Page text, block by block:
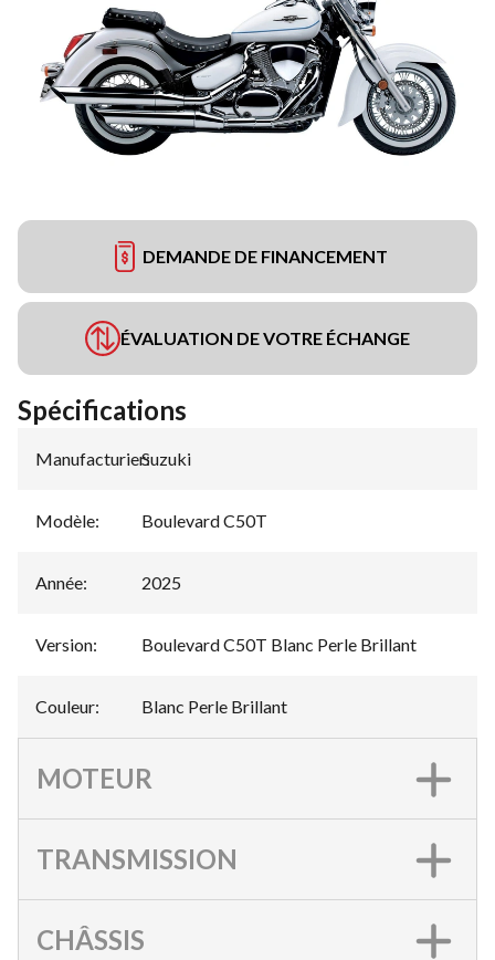
DEMANDE DE FINANCEMENT
ÉVALUATION DE VOTRE ÉCHANGE
Spécifications
Manufacturier:
Suzuki
Modèle: Boulevard C50T
Année: 2025
Version: Boulevard C50T Blanc Perle Brillant
Couleur: Blanc Perle Brillant
MOTEUR
TRANSMISSION
CHÂSSIS